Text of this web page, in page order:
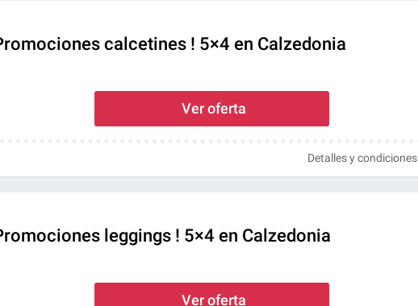
calcetines ! 5×4 en Calzedonia
Ver oferta
Detalles y condiciones
leggings ! 5×4 en Calzedonia
Ver oferta